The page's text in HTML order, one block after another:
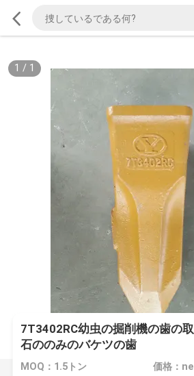
1 / 1
7T3402RC幼虫の掘削機の歯の
石ののみのバケツの歯
MOQ：1.5トン 価格：